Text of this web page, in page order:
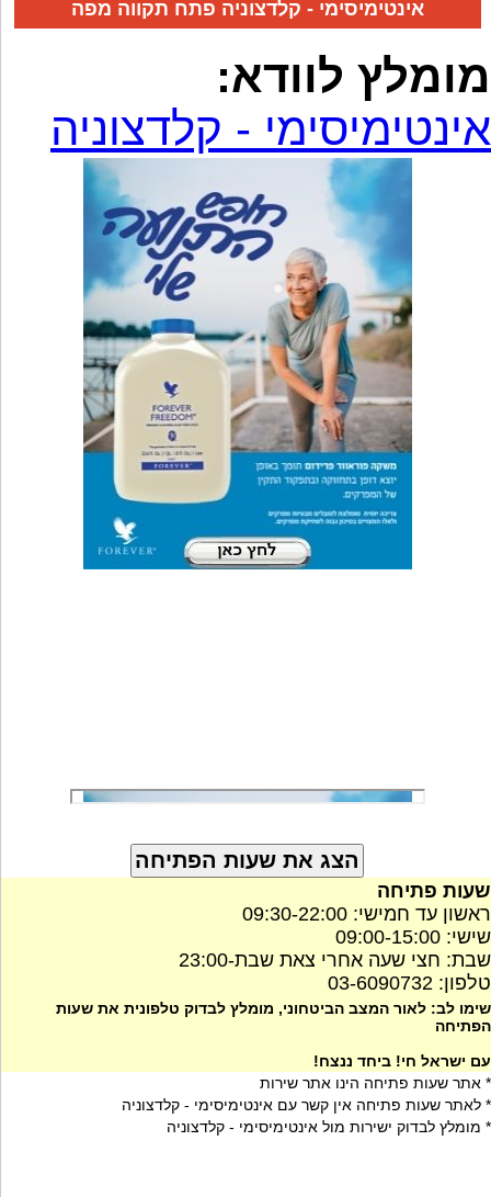
אינטימיסימי - קלדצוניה פתח תקווה מפה
מומלץ לוודא:
אינטימיסימי - קלדצוניה
שעות פתיחה
ראשון עד חמישי: 09:30-22:00
שישי: 09:00-15:00
שבת: חצי שעה אחרי צאת שבת-23:00
טלפון: 03-6090732
שימו לב: לאור המצב הביטחוני, מומלץ לבדוק טלפונית את שעות
הפתיחה
עם ישראל חי! ביחד ננצח!
* אתר שעות פתיחה הינו אתר שירות
* לאתר שעות פתיחה אין קשר עם אינטימיסימי - קלדצוניה
* מומלץ לבדוק ישירות מול אינטימיסימי - קלדצוניה